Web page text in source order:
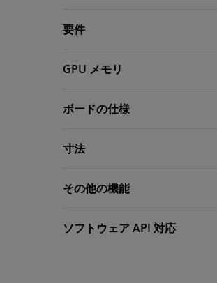
要件
GPU メモリ
ボードの仕様
寸法
その他の機能
ソフトウェア API 対応